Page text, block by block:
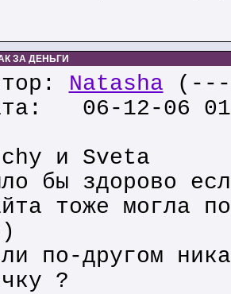
ЗА ДЕНЬГИ
Natasha (---
06-12-06
и Sveta
бы здорово
тоже могла
по-другом
?